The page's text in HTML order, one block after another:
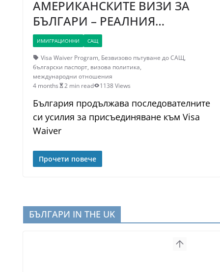
АМЕРИКАНСКИТЕ ВИЗИ ЗА
БЪЛГАРИ – РЕАЛНИЯ…
ИМИГРАЦИОННИ САЩ
Visa Waiver Program, Безвизово пътуване до САЩ,
български паспорт, визова политика,
международни отношения
4 months
2 min read 1138 Views
България продължава последователните
си усилия за присъединяване към Visa
Waiver
Прочети повече
БЪЛГАРИ IN THE UK